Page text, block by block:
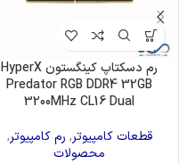
رم دسکتاپ کینگستون HyperX
Predator RGB DDR4 32GB
3200MHz CL16 Dual
قطعات کامپیوتر, رم کامپیوتر,
محصولات